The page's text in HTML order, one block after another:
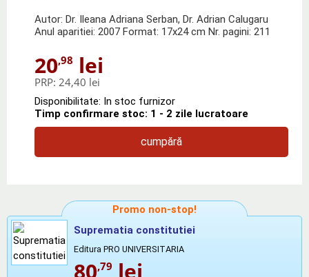
Autor: Dr. Ileana Adriana Serban, Dr. Adrian Calugaru
Anul aparitiei: 2007 Format: 17x24 cm Nr. pagini: 211
20,98 lei
PRP: 24,40 lei
Disponibilitate: In stoc furnizor
Timp confirmare stoc: 1 - 2 zile lucratoare
cumpără
Promo non-stop!
Suprematia constitutiei
Editura PRO UNIVERSITARIA
80,79 lei